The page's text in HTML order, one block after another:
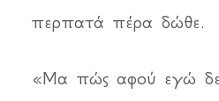
περπατά πέρα δώθε.
«Μα πώς αφού εγώ